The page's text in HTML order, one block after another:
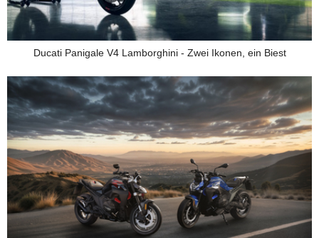
Ducati Panigale V4 Lamborghini - Zwei Ikonen, ein Biest